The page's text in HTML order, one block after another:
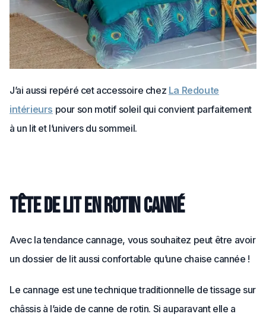
J’ai aussi repéré cet accessoire chez La Redoute
intérieurs pour son motif soleil qui convient parfaitement
à un lit et l’univers du sommeil.
Tête de lit en rotin canné
Avec la tendance cannage, vous souhaitez peut être avoir
un dossier de lit aussi confortable qu’une chaise cannée !
Le cannage est une technique traditionnelle de tissage sur
châssis à l’aide de canne de rotin. Si auparavant elle a